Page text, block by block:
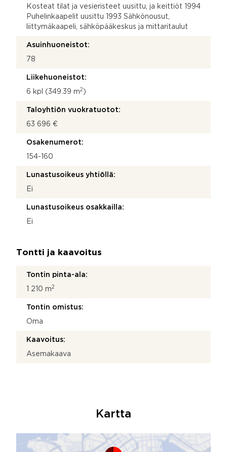
Kosteat tilat ja vesieristeet uusittu, ja keittiöt 1994
Puhelinkaapelit uusittu 1993 Sähkönousut,
liittymäkaapeli, sähköpääkeskus ja mittaritaulut
Asuinhuoneistot:
78
Liikehuoneistot:
6 kpl (349.39 m2 )
Taloyhtiön vuokratuotot:
63 696 €
Osakenumerot:
154-160
Lunastusoikeus yhtiöllä:
Ei
Lunastusoikeus osakkailla:
Ei
Tontti ja kaavoitus
Tontin pinta-ala:
1 210 m2
Tontin omistus:
Oma
Kaavoitus:
Asemakaava
Kartta